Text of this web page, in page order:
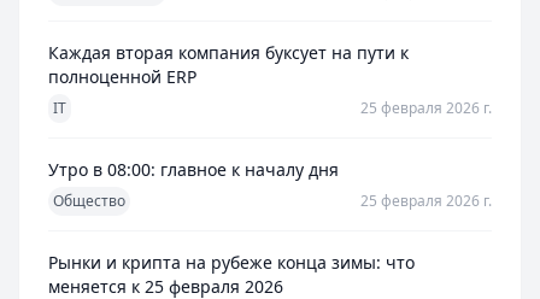
Каждая вторая компания буксует на пути к
полноценной ERP
IT 25 февраля 2026 г.
Утро в 08:00: главное к началу дня
Общество 25 февраля 2026 г.
Рынки и крипта на рубеже конца зимы: что
меняется к 25 февраля 2026